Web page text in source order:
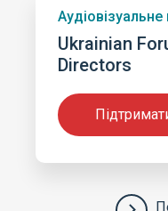
Ukrainian
Directors